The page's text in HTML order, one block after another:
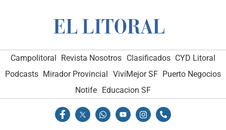
Campolitoral Revista Nosotros Clasificados CYD Litoral
Podcasts Mirador Provincial VivíMejor SF Puerto Negocios
Notife Educacion SF